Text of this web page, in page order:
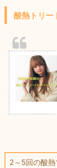
酸熱トリー
2～5回の酸